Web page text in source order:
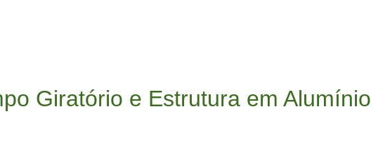
Giratório e Estrutura em Alumínio